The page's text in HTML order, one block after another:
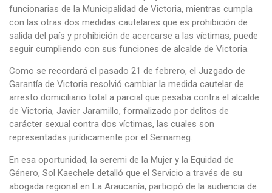
funcionarias de la Municipalidad de Victoria, mientras cumpla
con las otras dos medidas cautelares que es prohibición de
salida del país y prohibición de acercarse a las víctimas, puede
seguir cumpliendo con sus funciones de alcalde de Victoria.
Como se recordará el pasado 21 de febrero, el Juzgado de
Garantía de Victoria resolvió cambiar la medida cautelar de
arresto domiciliario total a parcial que pesaba contra el alcalde
de Victoria, Javier Jaramillo, formalizado por delitos de
carácter sexual contra dos víctimas, las cuales son
representadas jurídicamente por el Sernameg.
En esa oportunidad, la seremi de la Mujer y la Equidad de
Género, Sol Kaechele detalló que el Servicio a través de su
abogada regional en La Araucanía, participó de la audiencia de